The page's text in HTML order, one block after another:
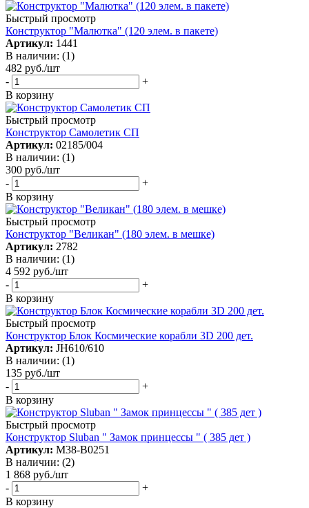
Быстрый просмотр
Конструктор "Малютка" (120 элем. в пакете)
Артикул: 1441
В наличии: (1)
482 руб./шт
-
+
В корзину
Быстрый просмотр
Конструктор Самолетик СП
Артикул: 02185/004
В наличии: (1)
300 руб./шт
-
+
В корзину
Быстрый просмотр
Конструктор "Великан" (180 элем. в мешке)
Артикул: 2782
В наличии: (1)
4 592 руб./шт
-
+
В корзину
Быстрый просмотр
Конструктор Блок Космические корабли 3D 200 дет.
Артикул: JH610/610
В наличии: (1)
135 руб./шт
-
+
В корзину
Быстрый просмотр
Конструктор Sluban " Замок принцессы " ( 385 дет )
Артикул: М38-В0251
В наличии: (2)
1 868 руб./шт
-
+
В корзину